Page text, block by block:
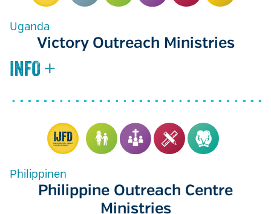
Uganda
Victory Outreach Ministries
Philippinen
Philippine Outreach Centre
Ministries